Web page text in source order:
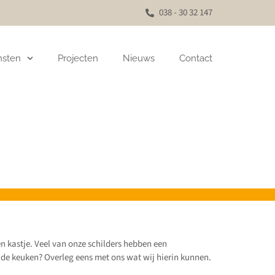
038 - 30 32 147
Projecten Nieuws Contact
Veel van onze schilders hebben een
keuken? Overleg eens met ons wat wij hierin kunnen.